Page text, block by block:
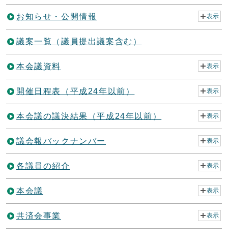
お知らせ・公開情報 表示
議案一覧（議員提出議案含む）
本会議資料 表示
開催日程表（平成24年以前） 表示
本会議の議決結果（平成24年以前） 表示
議会報バックナンバー 表示
各議員の紹介 表示
本会議 表示
共済会事業 表示